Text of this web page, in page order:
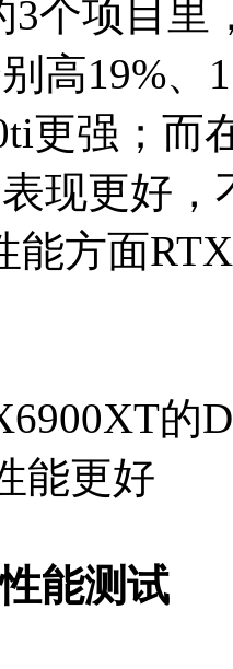
项目里
高19%、
更强；而
现更好
能方面
的
能更好
能测试